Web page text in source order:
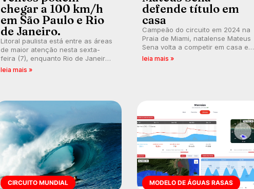
chegar a 100 km/h
em São Paulo e Rio
de Janeiro.
Litoral paulista está entre as áreas
de maior atenção nesta sexta-
feira (7), enquanto Rio de Janeiro
também recebe alerta para ventos
leia mais »
defende título em
casa
Campeão do circuito em 2024 na
Praia de Miami, natalense Mateus
Sena volta a competir em casa em
busca de manter a hegemonia
leia mais »
CIRCUITO MUNDIAL MODELO DE ÁGUAS RASAS